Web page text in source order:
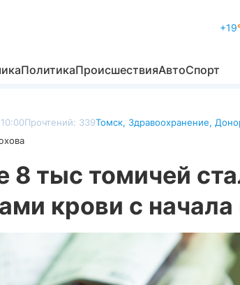
+19
ПолитикаПроисшествияАвтоСпорт
Прочтений: 339Томск, Здравоохранение,
тыс томичей
крови с начала